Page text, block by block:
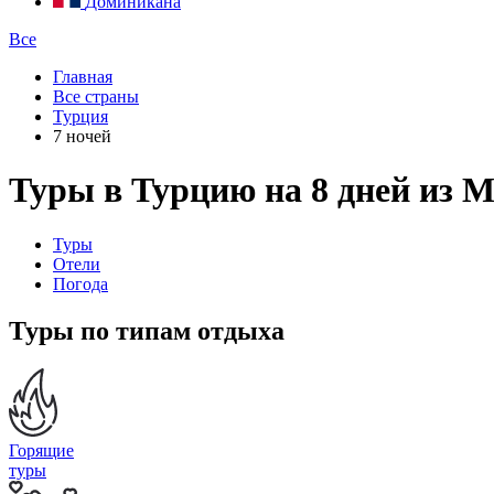
Все
Главная
Все страны
Турция
7 ночей
Туры в Турцию на 8 дней из
Туры
Отели
Погода
Туры по типам отдыха
Горящие
туры